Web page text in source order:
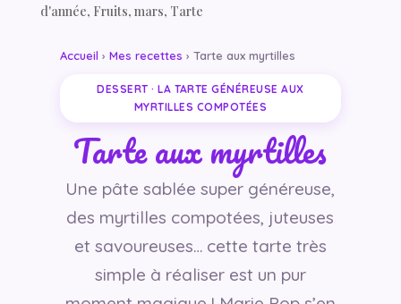
d'année, Fruits, mars, Tarte
Accueil › Mes recettes › Tarte aux myrtilles
DESSERT · LA TARTE GÉNÉREUSE AUX
MYRTILLES COMPOTÉES
Tarte aux myrtilles
Une pâte sablée super généreuse,
des myrtilles compotées, juteuses
et savoureuses… cette tarte très
simple à réaliser est un pur